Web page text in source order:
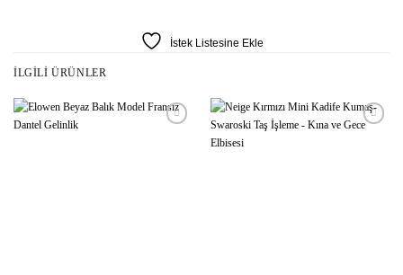
İstek Listesine Ekle
İLGILI ÜRÜNLER